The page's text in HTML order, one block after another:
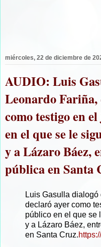
miércoles, 22 de diciembre de
AUDIO: Luis
Leonardo
como testigo en
en el que se le
y a Lázaro Báez,
pública en Santa
Luis Gasulla
declaró ayer como
público en el que se
y a Lázaro Báez,
en Santa Cruz.